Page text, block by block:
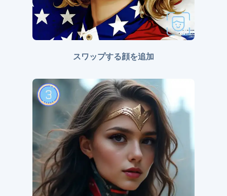
スワップする顔を追加